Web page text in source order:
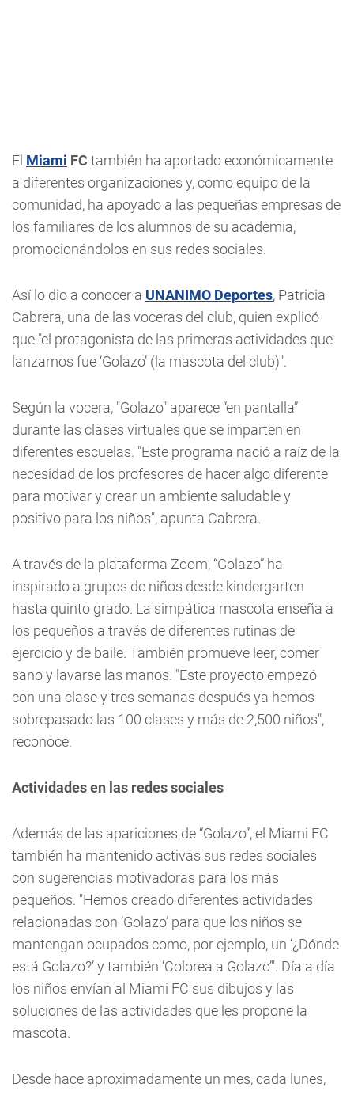
El Miami FC también ha aportado económicamente
a diferentes organizaciones y, como equipo de la
comunidad, ha apoyado a las pequeñas empresas de
los familiares de los alumnos de su academia,
promocionándolos en sus redes sociales.
Así lo dio a conocer a UNANIMO Deportes, Patricia
Cabrera, una de las voceras del club, quien explicó
que "el protagonista de las primeras actividades que
lanzamos fue ‘Golazo’ (la mascota del club)".
Según la vocera, "Golazo" aparece “en pantalla”
durante las clases virtuales que se imparten en
diferentes escuelas. "Este programa nació a raíz de la
necesidad de los profesores de hacer algo diferente
para motivar y crear un ambiente saludable y
positivo para los niños", apunta Cabrera.
A través de la plataforma Zoom, “Golazo” ha
inspirado a grupos de niños desde kindergarten
hasta quinto grado. La simpática mascota enseña a
los pequeños a través de diferentes rutinas de
ejercicio y de baile. También promueve leer, comer
sano y lavarse las manos. "Este proyecto empezó
con una clase y tres semanas después ya hemos
sobrepasado las 100 clases y más de 2,500 niños",
reconoce.
Actividades en las redes sociales
Además de las apariciones de “Golazo”, el Miami FC
también ha mantenido activas sus redes sociales
con sugerencias motivadoras para los más
pequeños. "Hemos creado diferentes actividades
relacionadas con ‘Golazo’ para que los niños se
mantengan ocupados como, por ejemplo, un ‘¿Dónde
está Golazo?’ y también ‘Colorea a Golazo’". Día a día
los niños envían al Miami FC sus dibujos y las
soluciones de las actividades que les propone la
mascota.
Desde hace aproximadamente un mes, cada lunes,